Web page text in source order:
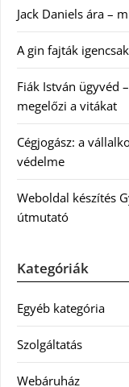
Jack Daniels ára –
A gin fajták
Fiák István ügyvéd
megelőzi a vitákat
Cégjogász: a
védelme
Weboldal készítés
útmutató
Kategóriák
Egyéb kategória
Szolgáltatás
Webáruház